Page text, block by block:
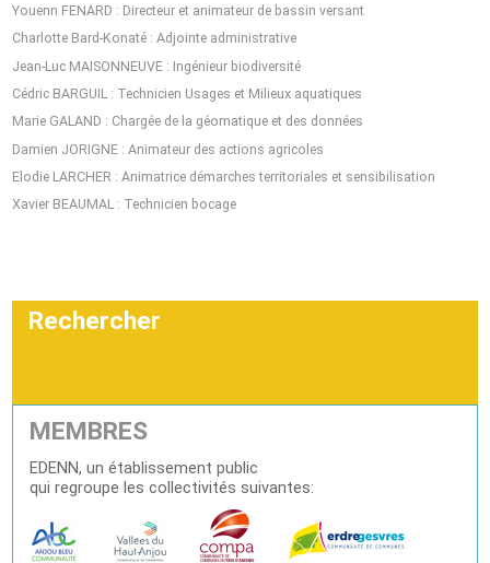
Youenn FENARD : Directeur et animateur de bassin versant
Charlotte Bard-Konaté : Adjointe administrative
Jean-Luc MAISONNEUVE : Ingénieur biodiversité
Cédric BARGUIL : Technicien Usages et Milieux aquatiques
Marie GALAND : Chargée de la géomatique et des données
Damien JORIGNE : Animateur des actions agricoles
Elodie LARCHER : Animatrice démarches territoriales et sensibilisation
Xavier BEAUMAL : Technicien bocage
Rechercher
MEMBRES
EDENN, un établissement public
qui regroupe les collectivités suivantes: